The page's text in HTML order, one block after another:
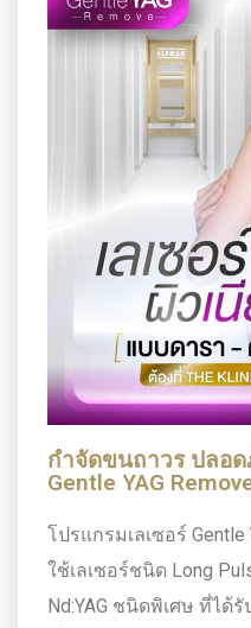
กำจัดขนถาวร ปลอด
Gentle YAG
โปรแกรมเลเซอร์ Gentle
ใช้เลเซอร์ชนิด Long
Nd:YAG ชนิดพิเศษ ที่ไ